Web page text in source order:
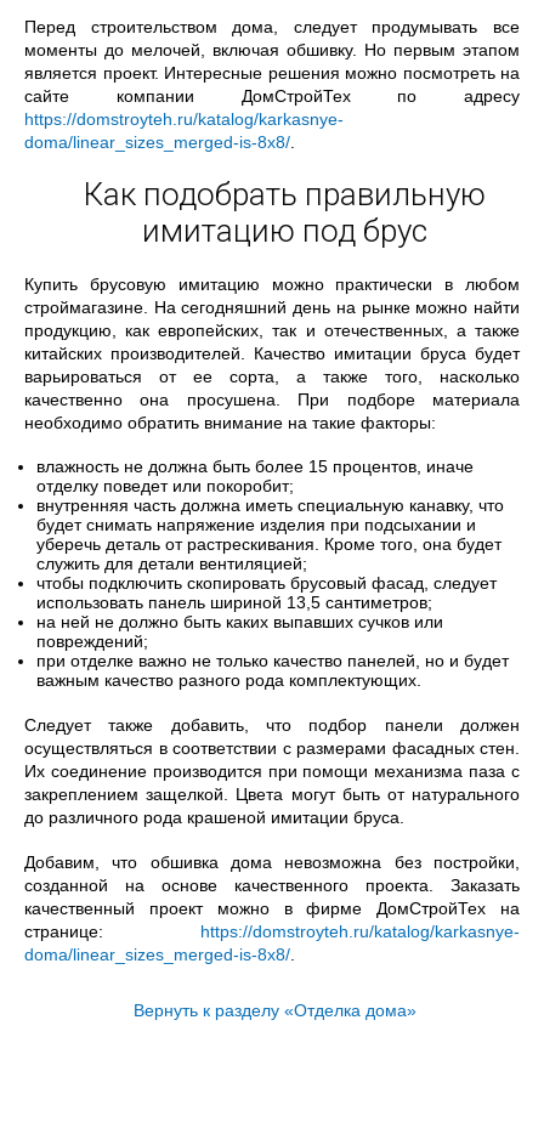
Перед строительством дома, следует продумывать все
моменты до мелочей, включая обшивку. Но первым этапом
является проект. Интересные решения можно посмотреть на
сайте компании ДомСтройТех по адресу
https://domstroyteh.ru/katalog/karkasnye-
doma/linear_sizes_merged-is-8x8/
Как подобрать правильную
имитацию под брус
Купить брусовую имитацию можно практически в любом
строймагазине. На сегодняшний день на рынке можно найти
продукцию, как европейских, так и отечественных, а также
китайских производителей. Качество имитации бруса будет
варьироваться от ее сорта, а также того, насколько
качественно она просушена. При подборе материала
необходимо обратить внимание на такие факторы:
влажность не должна быть более 15 процентов, иначе
отделку поведет или покоробит;
внутренняя часть должна иметь специальную канавку, что
будет снимать напряжение изделия при подсыхании и
уберечь деталь от растрескивания. Кроме того, она будет
служить для детали вентиляцией;
чтобы подключить скопировать брусовый фасад, следует
использовать панель шириной 13,5 сантиметров;
на ней не должно быть каких выпавших сучков или
повреждений;
при отделке важно не только качество панелей, но и будет
важным качество разного рода комплектующих.
Следует также добавить, что подбор панели должен
осуществляться в соответствии с размерами фасадных стен.
Их соединение производится при помощи механизма паза с
закреплением защелкой. Цвета могут быть от натурального
до различного рода крашеной имитации бруса.
Добавим, что обшивка дома невозможна без постройки,
созданной на основе качественного проекта. Заказать
качественный проект можно в фирме ДомСтройТех на
странице: https://domstroyteh.ru/katalog/karkasnye-
doma/linear_sizes_merged-is-8x8/
Вернуть к разделу «Отделка дома»